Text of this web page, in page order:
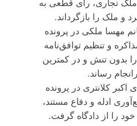
ملک تجاری، رأی قطعی به
و ملک را بازگرداند.
مهسا ملکی در پرونده
و تنظیم توافق‌نامه
بدون تنش و در کمترین
رساند.
اکبر کلانتری در پرونده
ادله و دفاع مستند،
را از دادگاه گرفت.